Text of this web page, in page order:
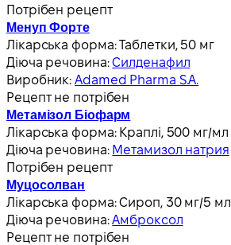
Потрібен рецепт
Менуп Форте
Лікарська форма:Таблетки, 50 мг
Діюча речовина:Силденафил
Виробник:Adamed Pharma S.A.
Рецепт не потрібен
Метамізол Біофарм
Лікарська форма: Краплі, 500 мг/мл
Діюча речовина: Метамизол натрия
Потрібен рецепт
Муцосолван
Лікарська форма:Сироп, 30 мг/5 мл
Діюча речовина:Амброксол
Рецепт не потрібен